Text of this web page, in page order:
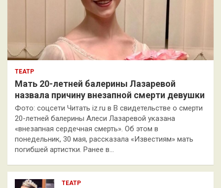
ТЕАТР
Мать 20-летней балерины Лазаревой
назвала причину внезапной смерти девушки
Фото: соцсети Читать iz.ru в В свидетельстве о смерти
20-летней балерины Алеси Лазаревой указана
«внезапная сердечная смерть». Об этом в
понедельник, 30 мая, рассказала «Известиям» мать
погибшей артистки. Ранее в…
ТЕАТР